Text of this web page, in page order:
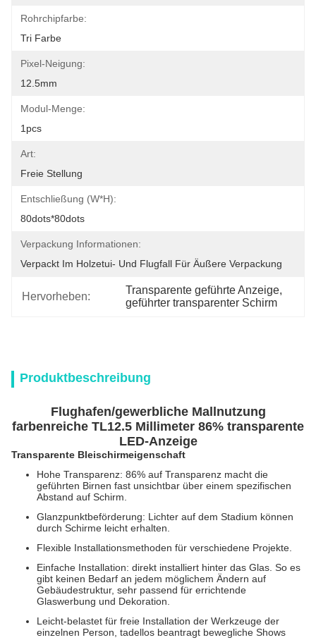
Rohrchipfarbe:
Tri Farbe
Pixel-Neigung:
12.5mm
Modul-Menge:
1pcs
Art:
Freie Stellung
Entschließung (W*H):
80dots*80dots
Verpackung Informationen:
Verpackt Im Holzetui- Und Flugfall Für Äußere Verpackung
Hervorheben:
Transparente geführte Anzeige,
geführter transparenter Schirm
Produktbeschreibung
Flughafen/gewerbliche Mallnutzung
farbenreiche TL12.5 Millimeter 86% transparente
LED-Anzeige
Transparente Bleischirmeigenschaft
Hohe Transparenz: 86% auf Transparenz macht die
geführten Birnen fast unsichtbar über einem spezifischen
Abstand auf Schirm.
Glanzpunktbeförderung: Lichter auf dem Stadium können
durch Schirme leicht erhalten.
Flexible Installationsmethoden für verschiedene Projekte.
Einfache Installation: direkt installiert hinter das Glas. So es
gibt keinen Bedarf an jedem möglichem Ändern auf
Gebäudestruktur, sehr passend für errichtende
Glaswerbung und Dekoration.
Leicht-belastet für freie Installation der Werkzeuge der
einzelnen Person, tadellos beantragt bewegliche Shows